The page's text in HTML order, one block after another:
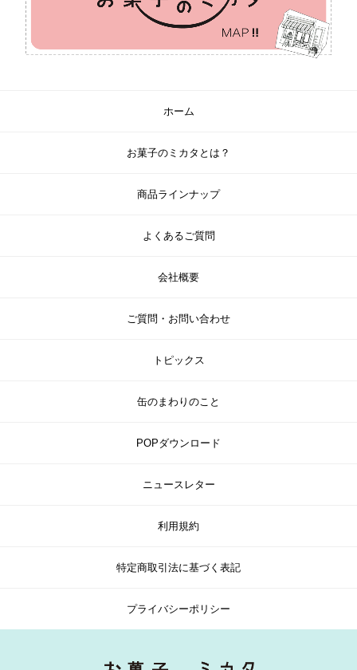
ホーム
お菓子のミカタとは？
商品ラインナップ
よくあるご質問
会社概要
ご質問・お問い合わせ
トピックス
缶のまわりのこと
POPダウンロード
ニュースレター
利用規約
特定商取引法に基づく表記
プライバシーポリシー